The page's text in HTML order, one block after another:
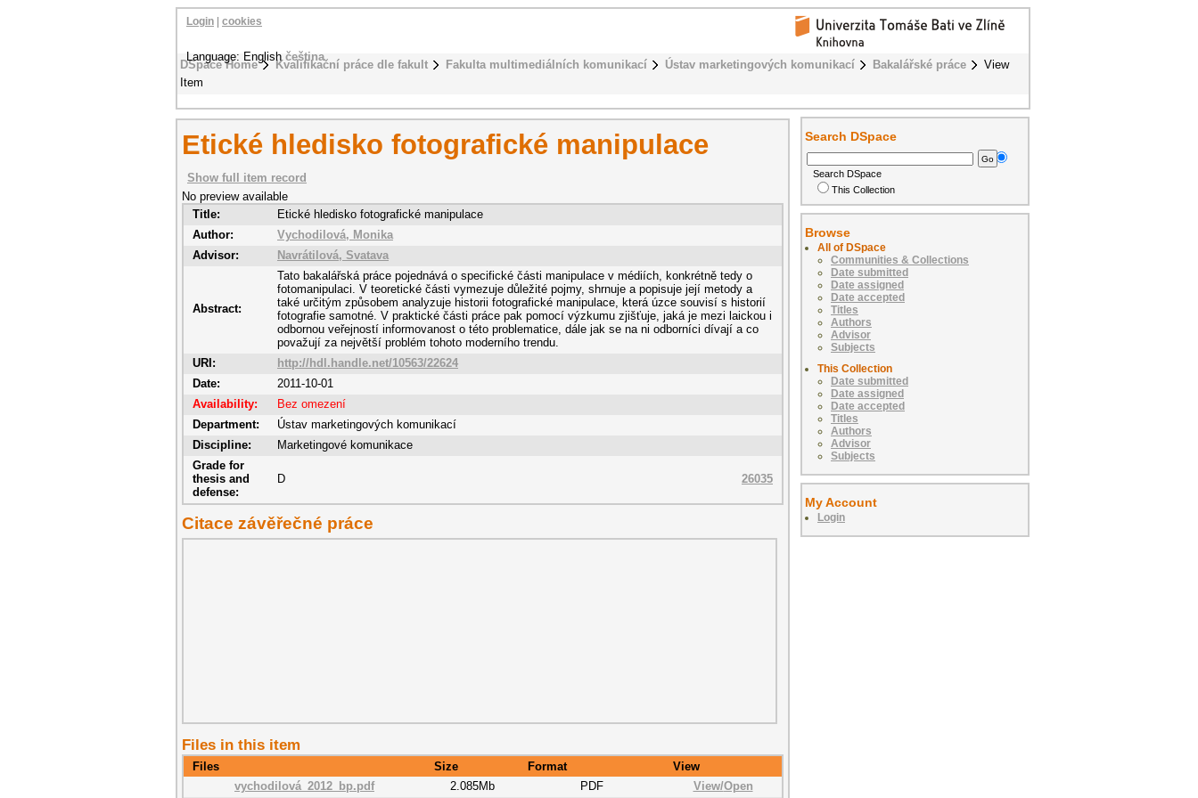
DSpace Home Kvalifikační práce dle fakult Fakulta multimediálních komunikací Ústav marketingových komunikací Bakalářské práce
View
Item
Login cookies
Language: Englishčeština
Etické hledisko fotografické manipulace
Show full item record
No preview available
Title:
Etické hledisko fotografické manipulace
Author:
Vychodilová, Monika
Advisor:
Navrátilová, Svatava
Abstract:
Tato bakalářská práce pojednává o specifické části manipulace v médiích, konkrétně tedy o
fotomanipulaci. V teoretické části vymezuje důležité pojmy, shrnuje a popisuje její metody a
také určitým způsobem analyzuje historii fotografické manipulace, která úzce souvisí s historií
fotografie samotné. V praktické části práce pak pomocí výzkumu zjišťuje, jaká je mezi laickou i
odbornou veřejností informovanost o této problematice, dále jak se na ni odborníci dívají a co
považují za největší problém tohoto moderního trendu.
URI:
http://hdl.handle.net/10563/22624
Date:
2011-10-01
Availability:
Bez omezení
Department:
Ústav marketingových komunikací
Discipline:
Marketingové komunikace
Grade for
thesis and
defense:
D 26035
Citace závěřečné práce
Files in this item
Files Size Format
View
vychodilová_2012_bp.pdf
2.085Mb PDF View/Open
Search DSpace
Search DSpace
This Collection
Browse
All of DSpace
Communities & Collections
Date submitted
Date assigned
Date accepted
Titles
Authors
Advisor
Subjects
This Collection
Date submitted
Date assigned
Date accepted
Titles
Authors
Advisor
Subjects
My Account
Login